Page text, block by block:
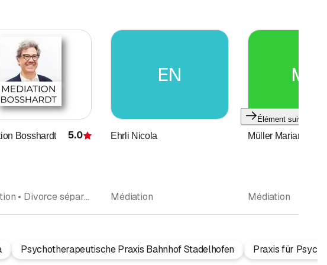
Bosshardt Évaluation
5.0
Médiation • Divorce séparation, consultations • Thérapie de couple et de famille • Psychothérapie (Psychothérapeutes psychologues)
EN
Ehrli Nicola
Médiation
MM
Müller Marianne
Médiation
Élément suivant
Psychotherapeutische Praxis Bahnhof Stadelhofen Praxis für